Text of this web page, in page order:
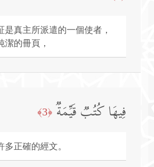
是真主所派遣的一個使者，
潔的冊頁，
فِیهَا كُتُبࣱ قَیِّمَةࣱ ﴿3﴾
正確的經文。